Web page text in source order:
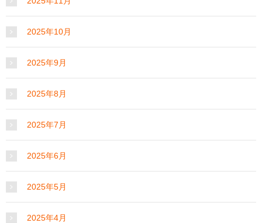
2025年10月
2025年9月
2025年8月
2025年7月
2025年6月
2025年5月
2025年4月